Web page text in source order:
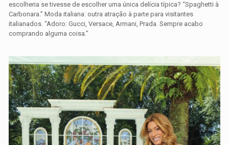
escolheria se tivesse de escolher uma única delícia típica? “Spaghetti à
Carbonara.” Moda italiana: outra atração à parte para visitantes
italianados. “Adoro: Gucci, Versace, Armani, Prada. Sempre acabo
comprando alguma coisa.”